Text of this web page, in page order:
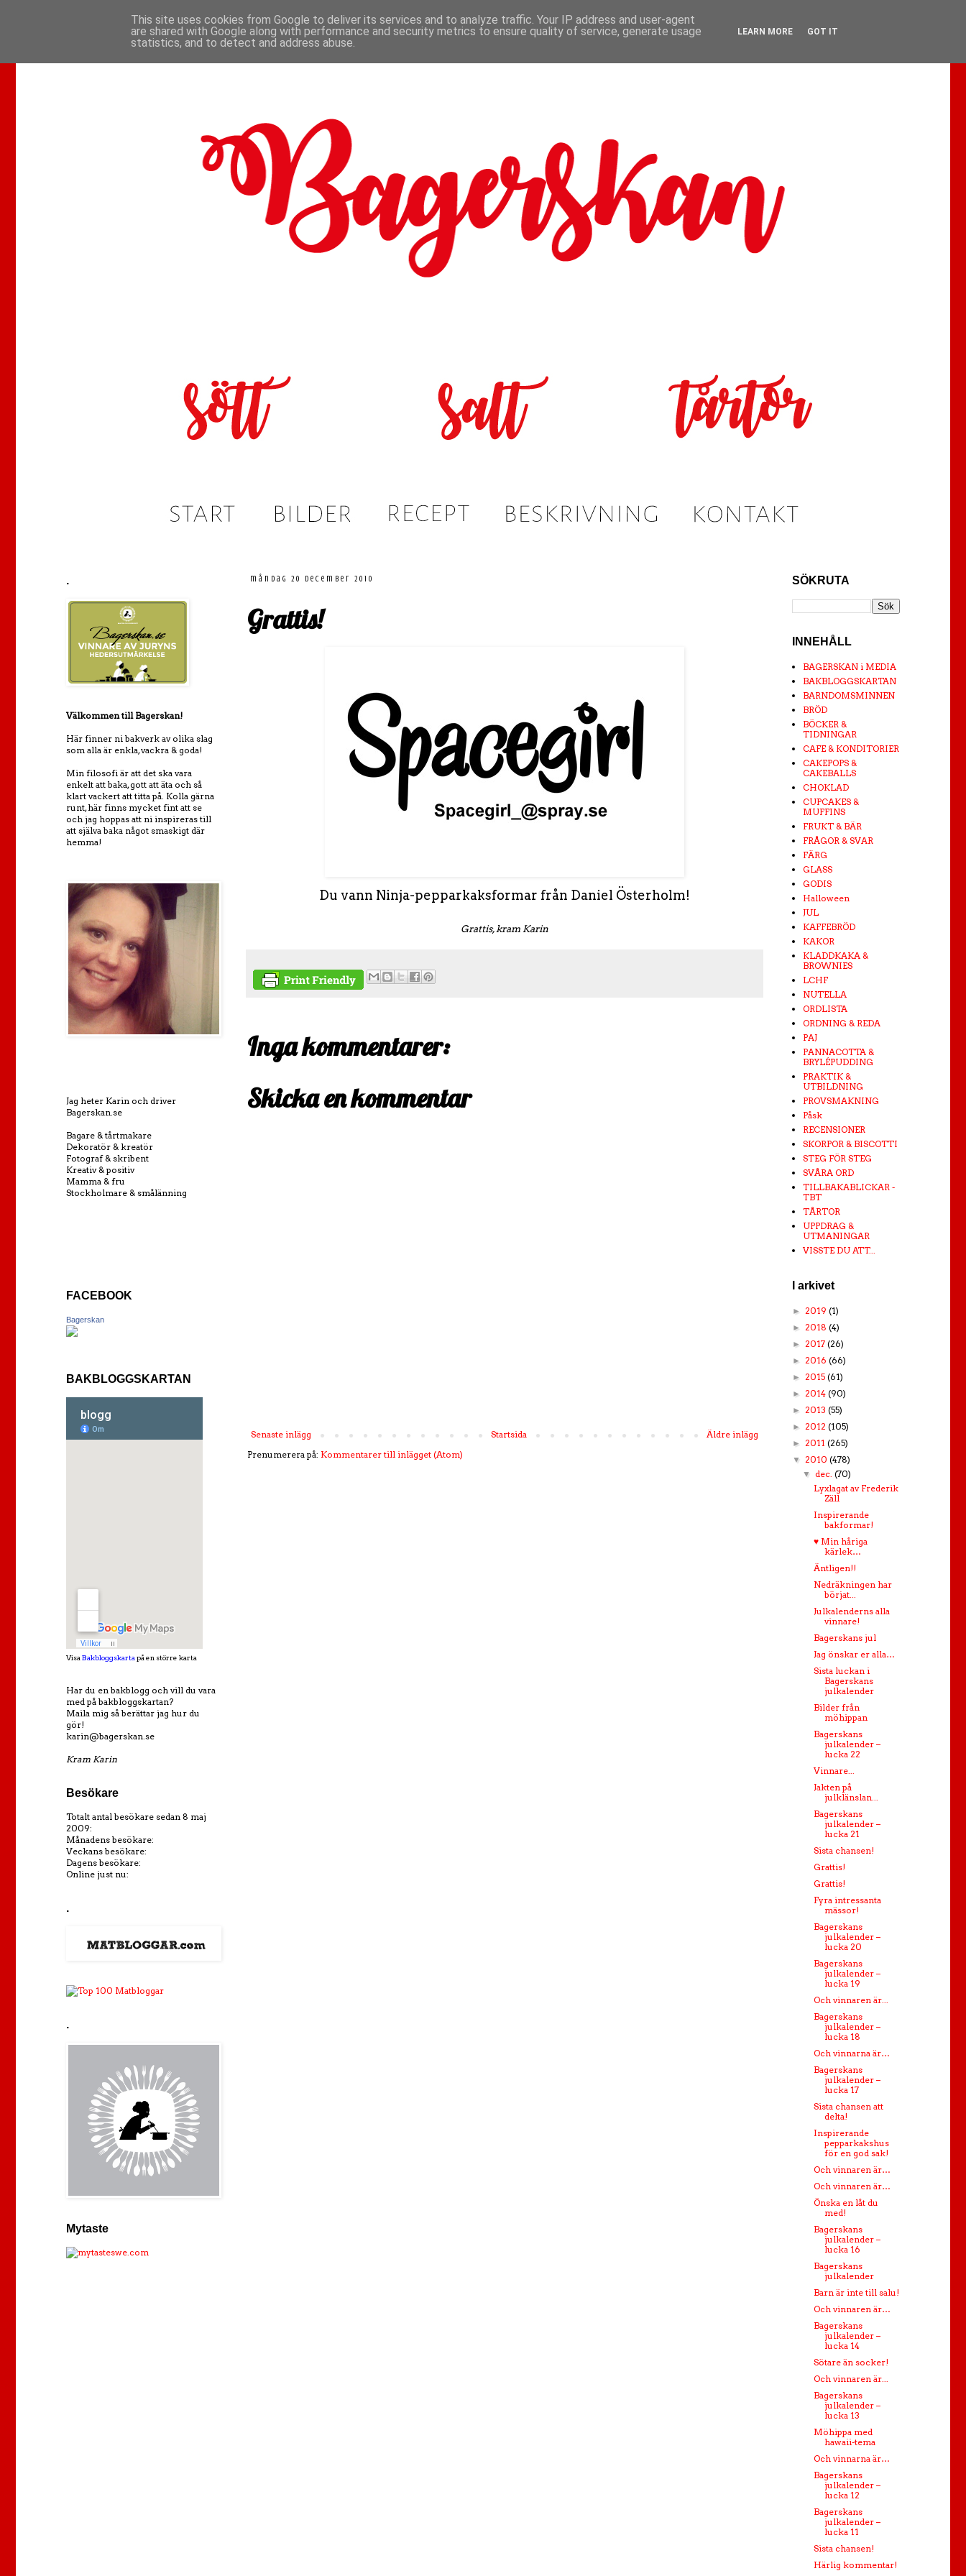
måndag 20 december 2010
Grattis!
Du vann Ninja-pepparkaksformar från Daniel Österholm!
Grattis, kram Karin
Inga kommentarer:
Skicka en kommentar
Senaste inlägg Äldre inlägg
Startsida
Prenumerera på: Kommentarer till inlägget (Atom)
.
Välkommen till Bagerskan!
Här finner ni bakverk av olika slag
som alla är enkla, vackra & goda!
Min filosofi är att det ska vara
enkelt att baka, gott att äta och så
klart vackert att titta på. Kolla gärna
runt, här finns mycket fint att se
och jag hoppas att ni inspireras till
att själva baka något smaskigt där
hemma!
Jag heter Karin och driver
Bagerskan.se
Bagare & tårtmakare
Dekoratör & kreatör
Fotograf & skribent
Kreativ & positiv
Mamma & fru
Stockholmare & smålänning
FACEBOOK
Bagerskan
BAKBLOGGSKARTAN
Visa Bakbloggskarta på en större karta
Har du en bakblogg och vill du vara
med på bakbloggskartan?
Maila mig så berättar jag hur du
gör!
karin@bagerskan.se
Kram Karin
Besökare
Totalt antal besökare sedan 8 maj
2009:
Månadens besökare:
Veckans besökare:
Dagens besökare:
Online just nu:
.
.
Mytaste
SÖKRUTA
INNEHÅLL
BAGERSKAN i MEDIA
BAKBLOGGSKARTAN
BARNDOMSMINNEN
BRÖD
BÖCKER &
TIDNINGAR
CAFE & KONDITORIER
CAKEPOPS &
CAKEBALLS
CHOKLAD
CUPCAKES &
MUFFINS
FRUKT & BÄR
FRÅGOR & SVAR
FÄRG
GLASS
GODIS
Halloween
JUL
KAFFEBRÖD
KAKOR
KLADDKAKA &
BROWNIES
LCHF
NUTELLA
ORDLISTA
ORDNING & REDA
PAJ
PANNACOTTA &
BRYLÉPUDDING
PRAKTIK &
UTBILDNING
PROVSMAKNING
Påsk
RECENSIONER
SKORPOR & BISCOTTI
STEG FÖR STEG
SVÅRA ORD
TILLBAKABLICKAR -
TBT
TÅRTOR
UPPDRAG &
UTMANINGAR
VISSTE DU ATT...
I arkivet
► 2019 (1)
► 2018 (4)
► 2017 (26)
► 2016 (66)
► 2015 (61)
► 2014 (90)
► 2013 (55)
► 2012 (105)
► 2011 (265)
▼ 2010 (478)
▼ dec.(70)
Lyxlagat av Frederik
Zäll
Inspirerande
bakformar!
♥ Min håriga
kärlek…
Äntligen!!
Nedräkningen har
börjat...
Julkalenderns alla
vinnare!
Bagerskans jul
Jag önskar er alla…
Sista luckan i
Bagerskans
julkalender
Bilder från
möhippan
Bagerskans
julkalender –
lucka 22
Vinnare...
Jakten på
julklänslan...
Bagerskans
julkalender –
lucka 21
Sista chansen!
Grattis!
Grattis!
Fyra intressanta
mässor!
Bagerskans
julkalender –
lucka 20
Bagerskans
julkalender –
lucka 19
Och vinnaren är...
Bagerskans
julkalender –
lucka 18
Och vinnarna är…
Bagerskans
julkalender –
lucka 17
Sista chansen att
delta!
Inspirerande
pepparkakshus
för en god sak!
Och vinnaren är…
Och vinnaren är…
Önska en låt du
med!
Bagerskans
julkalender –
lucka 16
Bagerskans
julkalender
Barn är inte till salu!
Och vinnaren är…
Bagerskans
julkalender –
lucka 14
Sötare än socker!
Och vinnaren är...
Bagerskans
julkalender –
lucka 13
Möhippa med
hawaii-tema
Och vinnarna är…
Bagerskans
julkalender –
lucka 12
Bagerskans
julkalender –
lucka 11
Sista chansen!
Härlig kommentar!
This site uses cookies from Google to deliver its services and to analyze traffic. Your IP address and user-agent
are shared with Google along with performance and security metrics to ensure quality of service, generate usage
statistics, and to detect and address abuse.
LEARN MORE GOT IT